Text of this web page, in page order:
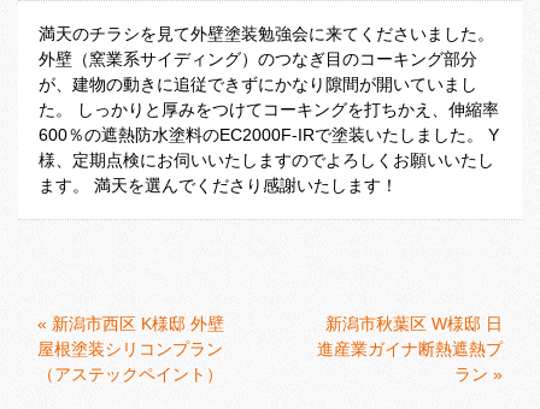
満天のチラシを見て外壁塗装勉強会に来てくださいました。
外壁（窯業系サイディング）のつなぎ目のコーキング部分
が、建物の動きに追従できずにかなり隙間が開いていまし
た。 しっかりと厚みをつけてコーキングを打ちかえ、伸縮率
600％の遮熱防水塗料のEC2000F-IRで塗装いたしました。 Y
様、定期点検にお伺いいたしますのでよろしくお願いいたし
ます。 満天を選んでくださり感謝いたします！
« 新潟市西区 K様邸 外壁
屋根塗装シリコンプラン
（アステックペイント）
新潟市秋葉区 W様邸 日
進産業ガイナ断熱遮熱プ
ラン »